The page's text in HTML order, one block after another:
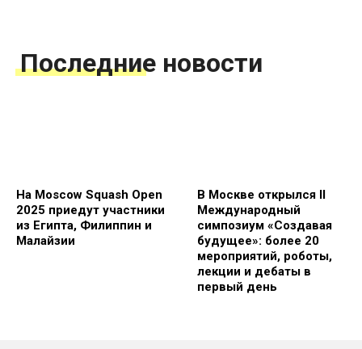
Последние новости
На Moscow Squash Open
2025 приедут участники
из Египта, Филиппин и
Малайзии
В Москве открылся II
Международный
симпозиум «Создавая
будущее»: более 20
мероприятий, роботы,
лекции и дебаты в
первый день